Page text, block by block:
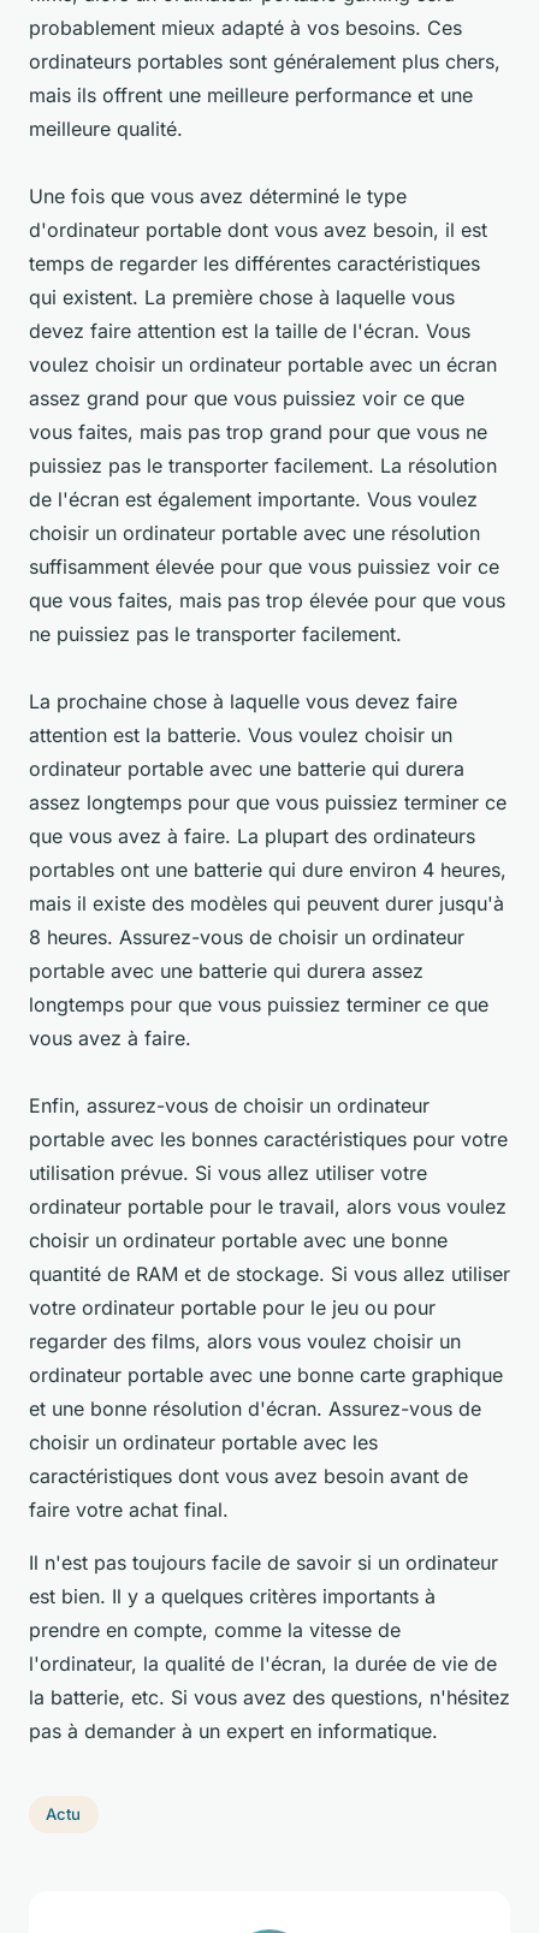
probablement mieux adapté à vos besoins. Ces
ordinateurs portables sont généralement plus chers,
mais ils offrent une meilleure performance et une
meilleure qualité.
Une fois que vous avez déterminé le type
d'ordinateur portable dont vous avez besoin, il est
temps de regarder les différentes caractéristiques
qui existent. La première chose à laquelle vous
devez faire attention est la taille de l'écran. Vous
voulez choisir un ordinateur portable avec un écran
assez grand pour que vous puissiez voir ce que
vous faites, mais pas trop grand pour que vous ne
puissiez pas le transporter facilement. La résolution
de l'écran est également importante. Vous voulez
choisir un ordinateur portable avec une résolution
suffisamment élevée pour que vous puissiez voir ce
que vous faites, mais pas trop élevée pour que vous
ne puissiez pas le transporter facilement.
La prochaine chose à laquelle vous devez faire
attention est la batterie. Vous voulez choisir un
ordinateur portable avec une batterie qui durera
assez longtemps pour que vous puissiez terminer ce
que vous avez à faire. La plupart des ordinateurs
portables ont une batterie qui dure environ 4 heures,
mais il existe des modèles qui peuvent durer jusqu'à
8 heures. Assurez-vous de choisir un ordinateur
portable avec une batterie qui durera assez
longtemps pour que vous puissiez terminer ce que
vous avez à faire.
Enfin, assurez-vous de choisir un ordinateur
portable avec les bonnes caractéristiques pour votre
utilisation prévue. Si vous allez utiliser votre
ordinateur portable pour le travail, alors vous voulez
choisir un ordinateur portable avec une bonne
quantité de RAM et de stockage. Si vous allez utiliser
votre ordinateur portable pour le jeu ou pour
regarder des films, alors vous voulez choisir un
ordinateur portable avec une bonne carte graphique
et une bonne résolution d'écran. Assurez-vous de
choisir un ordinateur portable avec les
caractéristiques dont vous avez besoin avant de
faire votre achat final.
Il n'est pas toujours facile de savoir si un ordinateur
est bien. Il y a quelques critères importants à
prendre en compte, comme la vitesse de
l'ordinateur, la qualité de l'écran, la durée de vie de
la batterie, etc. Si vous avez des questions, n'hésitez
pas à demander à un expert en informatique.
Actu